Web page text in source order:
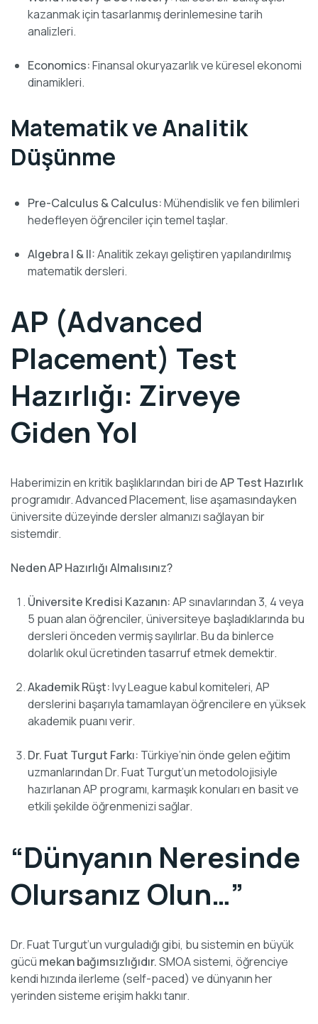
kazanmak için tasarlanmış derinlemesine tarih
analizleri.
Economics:Finansal okuryazarlık ve küresel ekonomi
dinamikleri.
Matematik ve Analitik
Düşünme
Pre-Calculus & Calculus:Mühendislik ve fen bilimleri
hedefleyen öğrenciler için temel taşlar.
Algebra I & II:Analitik zekayı geliştiren yapılandırılmış
matematik dersleri.
AP (Advanced
Placement) Test
Hazırlığı: Zirveye
Giden Yol
Haberimizin en kritik başlıklarından biri deAP Test Hazırlık
programıdır. Advanced Placement, lise aşamasındayken
üniversite düzeyinde dersler almanızı sağlayan bir
sistemdir.
Neden AP Hazırlığı Almalısınız?
Üniversite Kredisi Kazanın:AP sınavlarından 3, 4 veya
5 puan alan öğrenciler, üniversiteye başladıklarında bu
dersleri önceden vermiş sayılırlar. Bu da binlerce
dolarlık okul ücretinden tasarruf etmek demektir.
Akademik Rüşt:Ivy League kabul komiteleri, AP
derslerini başarıyla tamamlayan öğrencilere en yüksek
akademik puanı verir.
Dr. Fuat Turgut Farkı: Türkiye’nin önde gelen eğitim
uzmanlarından Dr. Fuat Turgut’un metodolojisiyle
hazırlanan AP programı, karmaşık konuları en basit ve
etkili şekilde öğrenmenizi sağlar.
“Dünyanın Neresinde
Olursanız Olun…”
Dr. Fuat Turgut’un vurguladığı gibi, bu sistemin en büyük
gücü mekan bağımsızlığıdır.SMOA sistemi, öğrenciye
kendi hızında ilerleme (self-paced) ve dünyanın her
yerinden sisteme erişim hakkı tanır.